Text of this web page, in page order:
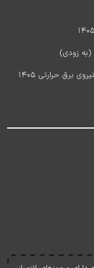
آخرین اخبار استخدام شرکت مادر تخصصی تولید نیروی برق حرارتی 1405